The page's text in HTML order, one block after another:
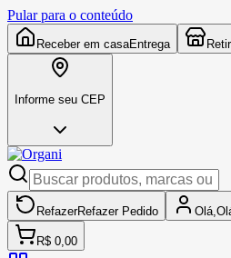
Pular para o conteúdo
Receber em casaEntrega
Informe seu CEP
RefazerRefazer Pedido Olá,
R$ 0,00